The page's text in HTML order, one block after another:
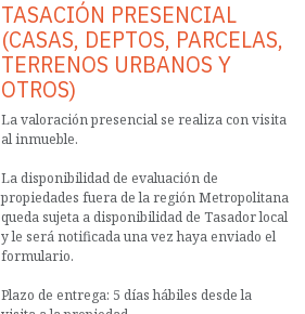
TASACIÓN PRESENCIAL
(CASAS, DEPTOS, PARCELAS,
TERRENOS URBANOS Y
OTROS)
La valoración presencial se realiza con visita
al inmueble.
La disponibilidad de evaluación de
propiedades fuera de la región Metropolitana
queda sujeta a disponibilidad de Tasador local
y le será notificada una vez haya enviado el
formulario.
Plazo de entrega: 5 días hábiles desde la